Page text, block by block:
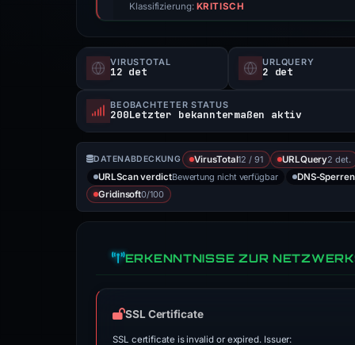
Klassifizierung: KRITISCH
VIRUSTOTAL
12 det
URLQUERY
2 det
BEOBACHTETER STATUS
200Letzter bekanntermaßen aktiv
DATENABDECKUNG VirusTotal12 / 91 URLQuery2 det.
URLScan verdictBewertung nicht verfügbar DNS-Sperren
Gridinsoft0/100
ERKENNTNISSE ZUR
SSL Certificate
SSL certificate is invalid or expired. Issuer: